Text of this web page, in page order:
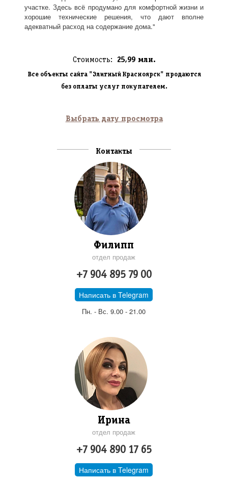
участке. Здесь всё продумано для комфортной жизни и
хорошие технические решения, что дают вполне
адекватный расход на содержание дома."
Стоимость: 25,99 млн.
Все объекты сайта "Элитный Красноярск" продаются
без оплаты услуг покупателем.
Выбрать дату просмотра
Контакты
Филипп
отдел продаж
+7 904 895 79 00
Написать в Telegram
Пн. - Вс. 9.00 - 21.00
Ирина
отдел продаж
+7 904 890 17 65
Написать в Telegram